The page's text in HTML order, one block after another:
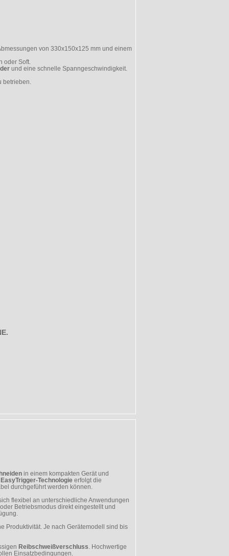
von 330x150x125 mm und einem
oder Soft.
und eine schnelle Spanngeschwindigkeit.
in einem kompakten Gerät und
EasyTrigger-Technologie erfolgt die
durchgeführt werden können.
flexibel an unterschiedliche Anwendungen
Betriebsmodus direkt eingestellt und
Produktivität. Je nach Gerätemodell sind bis
Reibschweißverschluss . Hochwertige
Einsatzbedingungen.